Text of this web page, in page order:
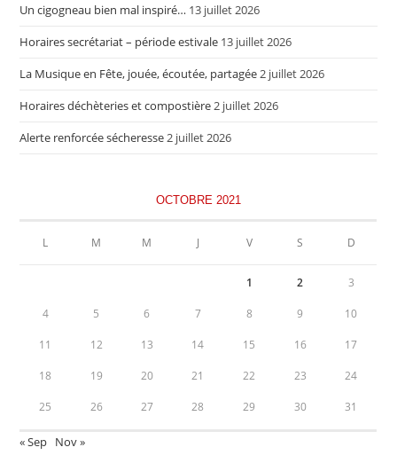
Un cigogneau bien mal inspiré… 13 juillet 2026
Horaires secrétariat – période estivale 13 juillet 2026
La Musique en Fête, jouée, écoutée, partagée2 juillet 2026
Horaires déchèteries et compostière2 juillet 2026
Alerte renforcée sécheresse2 juillet 2026
OCTOBRE 2021
L M M J V S D
1 2 3
4 5 6 7 8 9 10
11 12 13 14 15 16 17
18 19 20 21 22 23 24
25 26 27 28 29 30 31
« Sep Nov »